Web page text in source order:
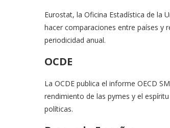
Eurostat, la Oficina Estadística de la
hacer comparaciones entre países y
periodicidad anual.
OCDE
La OCDE publica el informe OECD
rendimiento de las pymes y el
políticas.